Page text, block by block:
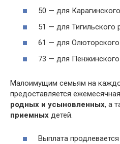
50 — для
51 — для Тигильского
61 — для Олюторского
73 — для
Малоимущим семьям на
предоставляется
родных и усыновленных, а
приемных детей.
Выплата